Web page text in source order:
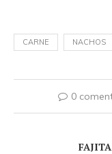
CARNE NACHOS
0